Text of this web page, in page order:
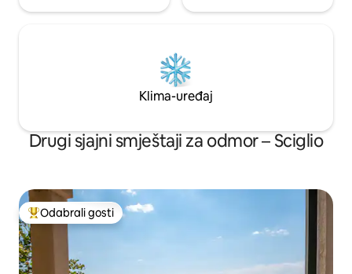
Klima-uređaj
Drugi sjajni smještaji za odmor – Sciglio
Među najviše rangiranima s oznakom „Odabrali gosti”
Odabrali gosti